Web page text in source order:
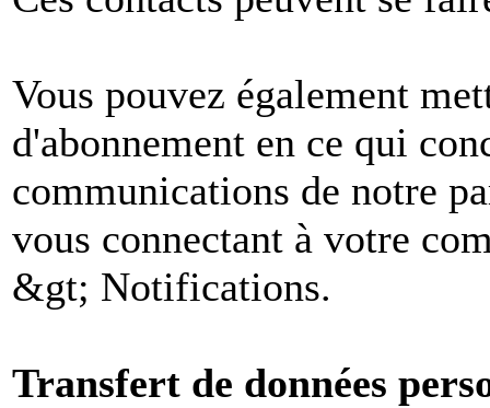
Vous pouvez également
d'abonnement en ce qui
communications de notre
vous connectant à votre
&gt; Notifications.
Transfert de données